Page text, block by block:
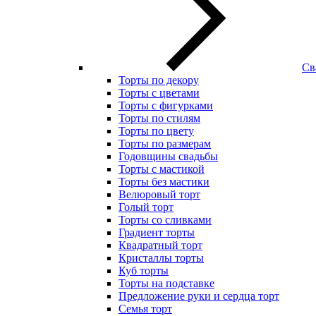
Торты по декору
Торты с цветами
Торты с фигурками
Торты по стилям
Торты по цвету
Торты по размерам
Годовщины свадьбы
Торты с мастикой
Торты без мастики
Велюровый торт
Голый торт
Торты со сливками
Градиент торты
Квадратный торт
Кристаллы торты
Куб торты
Торты на подставке
Предложение руки и сердца торт
Семья торт